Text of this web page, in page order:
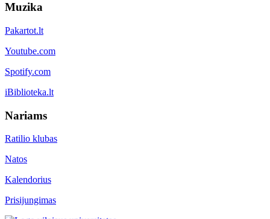
Muzika
Pakartot.lt
Youtube.com
Spotify.com
iBiblioteka.lt
Nariams
Ratilio klubas
Natos
Kalendorius
Prisijungimas